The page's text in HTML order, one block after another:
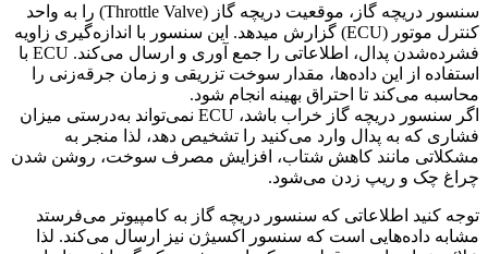
سنسور دریچه گاز، موقعیت دریچه گاز (Throttle Valve) را به واحد
کنترل موتور (ECU) گزارش میدهد. این سنسور با اندازه‌گیری زاویه
فشرده‌شدن پدال، اطلاعاتی را جمع آوری و ارسال می‌کند. ECU با
استفاده از این داده‌ها، مقدار سوخت تزریقی و زمان جرقه‌زنی را
محاسبه می‌کند تا احتراق بهینه انجام شود.
اگر سنسور دریچه گاز خراب باشد، ECU نمی‌تواند به‌درستی میزان
فشاری که به پدال وارد می‌کنید را تشخیص دهد، لذا منجر به
مشکلاتی مانند کاهش شتاب، افزایش مصرف سوخت، روشن شدن
چراغ چک و ریپ زدن می‌شود.
توجه کنید اطلاعاتی که سنسور دریچه گاز به کامپیوتر می‌فرستد
مشابه داده‌هایی است که سنسور اکسیژن نیز ارسال می‌کند. لذا